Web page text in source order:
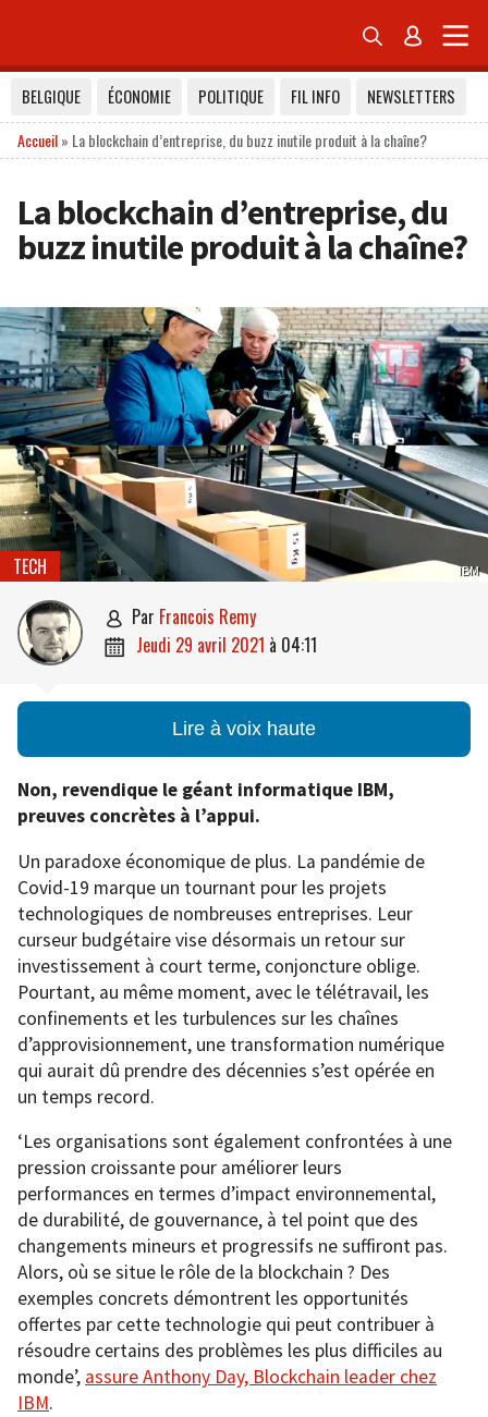
 
BELGIQUE ÉCONOMIE POLITIQUE FIL INFO
NEWSLETTERS
Accueil» La blockchain d’entreprise, du buzz inutile produit à la chaîne?
La blockchain d’entreprise, du
buzz inutile produit à la chaîne?
IBM
TECH
 par Francois Remy
 jeudi 29 avril 2021 à 04:11
Lire à voix haute
Non, revendique le géant informatique IBM,
preuves concrètes à l’appui.
Un paradoxe économique de plus. La pandémie de
Covid-19 marque un tournant pour les projets
technologiques de nombreuses entreprises. Leur
curseur budgétaire vise désormais un retour sur
investissement à court terme, conjoncture oblige.
Pourtant, au même moment, avec le télétravail, les
confinements et les turbulences sur les chaînes
d’approvisionnement, une transformation numérique
qui aurait dû prendre des décennies s’est opérée en
un temps record.
‘Les organisations sont également confrontées à une
pression croissante pour améliorer leurs
performances en termes d’impact environnemental,
de durabilité, de gouvernance, à tel point que des
changements mineurs et progressifs ne suffiront pas.
Alors, où se situe le rôle de la blockchain ? Des
exemples concrets démontrent les opportunités
offertes par cette technologie qui peut contribuer à
résoudre certains des problèmes les plus difficiles au
monde’, assure Anthony Day, Blockchain leader chez
IBM.